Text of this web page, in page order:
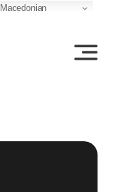
Macedonian